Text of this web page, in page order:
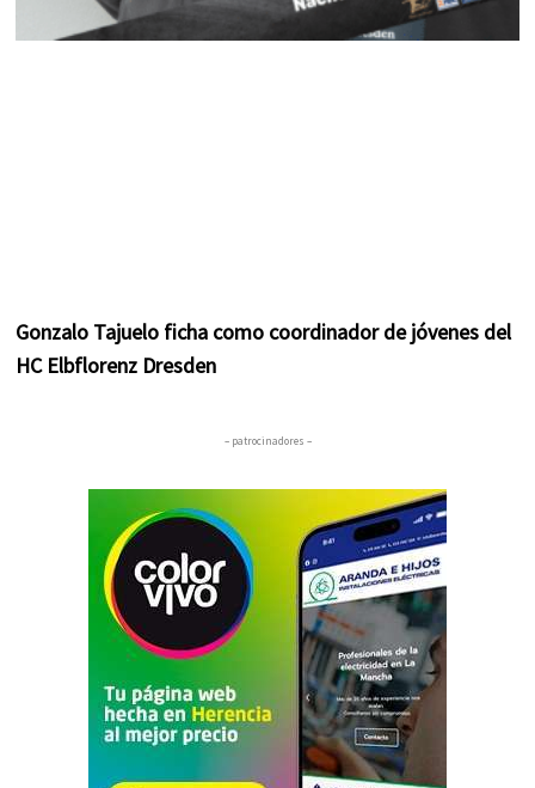
Gonzalo Tajuelo ficha como coordinador de jóvenes del
HC Elbflorenz Dresden
– patrocinadores –